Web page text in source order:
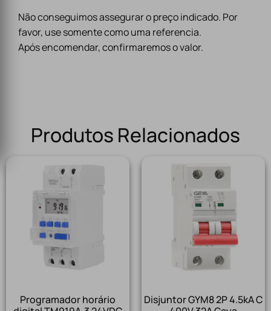
Não conseguimos assegurar o preço indicado. Por
favor, use somente como uma referencia.
Após encomendar, confirmaremos o valor.
Produtos Relacionados
Programador horário
Disjuntor GYM8 2P 4.5kA C